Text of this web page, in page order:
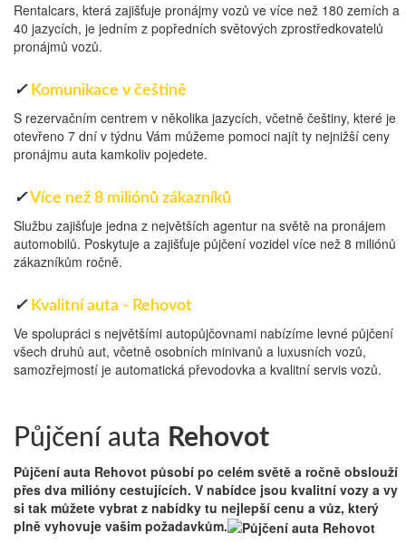
Rentalcars, která zajišťuje pronájmy vozů ve více než 180 zemích a
40 jazycích, je jedním z popředních světových zprostředkovatelů
pronájmů vozů.
✓ Komunikace v češtině
S rezervačním centrem v několika jazycích, včetně češtiny, které je
otevřeno 7 dní v týdnu Vám můžeme pomoci najít ty nejnižší ceny
pronájmu auta kamkoliv pojedete.
✓Více než 8 miliónů zákazníků
Službu zajišťuje jedna z největších agentur na světě na pronájem
automobilů. Poskytuje a zajišťuje půjčení vozidel více než 8 miliónů
zákazníkům ročně.
✓ Kvalitní auta - Rehovot
Ve spolupráci s největšími autopůjčovnami nabízíme levné půjčení
všech druhů aut, včetně osobních minivanů a luxusních vozů,
samozřejmostí je automatická převodovka a kvalitní servis vozů.
Půjčení auta Rehovot
Půjčení auta Rehovot působí po celém světě a ročně obslouží
přes dva milióny cestujících. V nabídce jsou kvalitní vozy a vy
si tak můžete vybrat z nabídky tu nejlepší cenu a vůz, který
plně vyhovuje vašim požadavkům.